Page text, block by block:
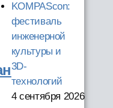
KOMPAScon:
фестиваль
инженерной
культуры и
3D-
технологий
4 сентября 2026